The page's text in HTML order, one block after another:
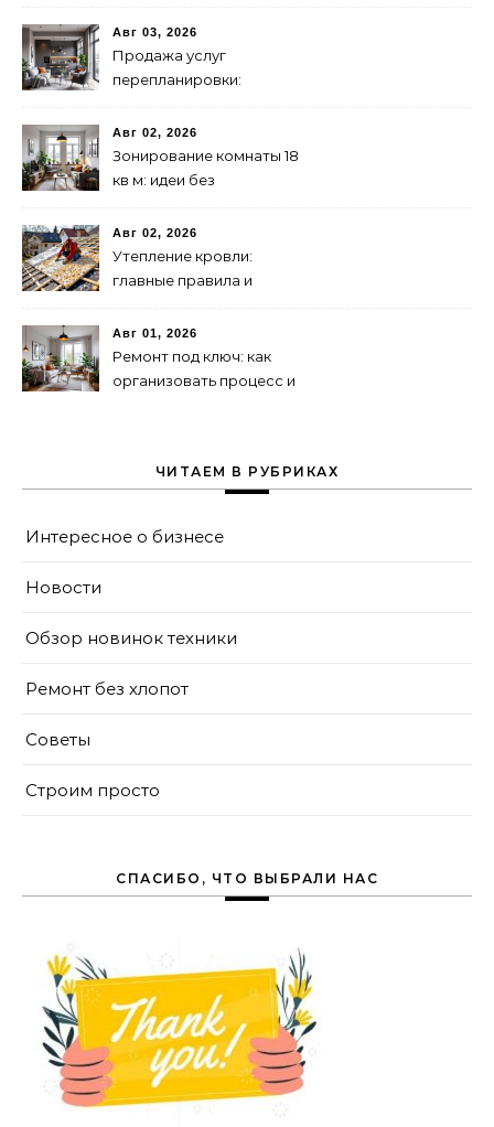
лампы
Авг 03, 2026
Продажа услуг
перепланировки:
руководство
Авг 02, 2026
Зонирование комнаты 18
кв м: идеи без
Авг 02, 2026
Утепление кровли:
главные правила и
Авг 01, 2026
Ремонт под ключ: как
организовать процесс и
ЧИТАЕМ В РУБРИКАХ
Интересное о бизнесе
Новости
Обзор новинок техники
Ремонт без хлопот
Советы
Строим просто
СПАСИБО, ЧТО ВЫБРАЛИ НАС